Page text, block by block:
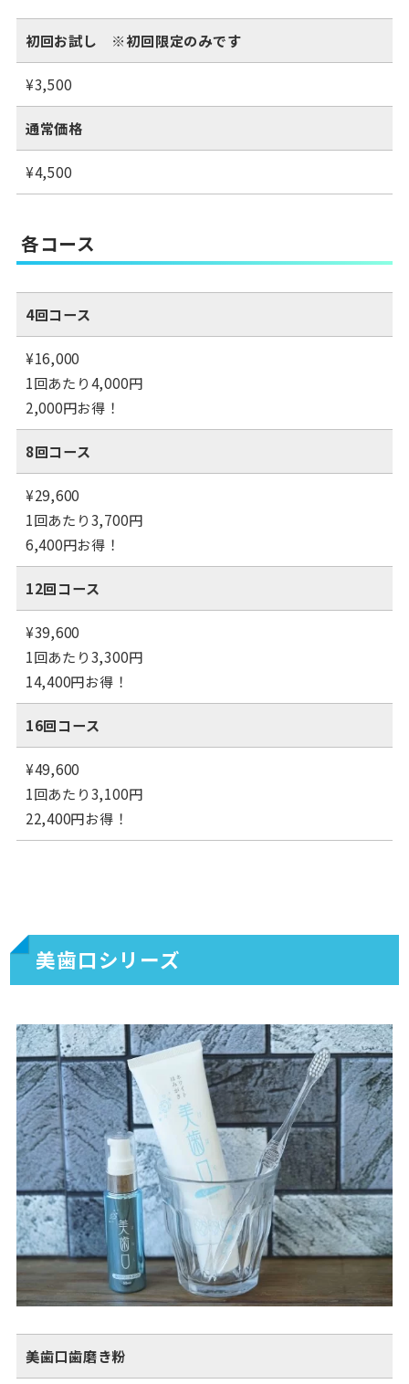
初回お試し ※初回限定のみです
¥3,500
通常価格
¥4,500
各コース
4回コース
¥16,000
1回あたり4,000円
2,000円お得！
8回コース
¥29,600
1回あたり3,700円
6,400円お得！
12回コース
¥39,600
1回あたり3,300円
14,400円お得！
16回コース
¥49,600
1回あたり3,100円
22,400円お得！
美歯口シリーズ
美歯口歯磨き粉